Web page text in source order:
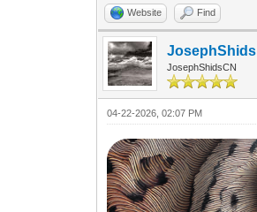
Website Find
JosephShids
JosephShidsCN
04-22-2026, 02:07 PM